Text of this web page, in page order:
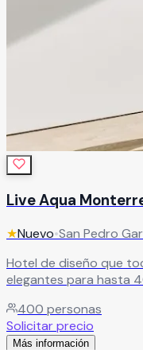
Live Aqua
★Nuevo•San Pedro
Hotel de diseño que
elegantes para hasta
garantizado.Leer más
400 personas
Solicitar precio
Más información